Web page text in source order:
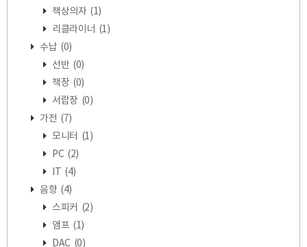
책상의자 (1)
리클라이너 (1)
수납 (0)
선반 (0)
책장 (0)
서랍장 (0)
가전 (7)
모니터 (1)
PC (2)
IT (4)
음향 (4)
스피커 (2)
앰프 (1)
DAC (0)